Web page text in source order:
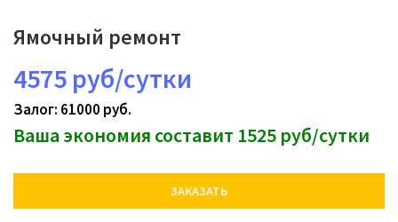
Ямочный ремонт
4575 руб/сутки
Залог: 61000 руб.
Ваша экономия составит 1525 руб/сутки
ЗАКАЗАТЬ